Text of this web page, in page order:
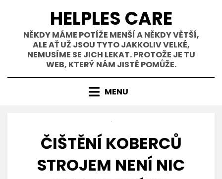
obsahu
HELPLES CARE
NĚKDY MÁME POTÍŽE MENŠÍ A NĚKDY VĚTŠÍ,
ALE AŤ UŽ JSOU TYTO JAKKOLIV VELKÉ,
NEMUSÍME SE JICH LEKAT. PROTOŽE JE TU
WEB, KTERÝ NÁM JISTĚ POMŮŽE.
MENU
ČIŠTĚNÍ KOBERCŮ
STROJEM NENÍ NIC